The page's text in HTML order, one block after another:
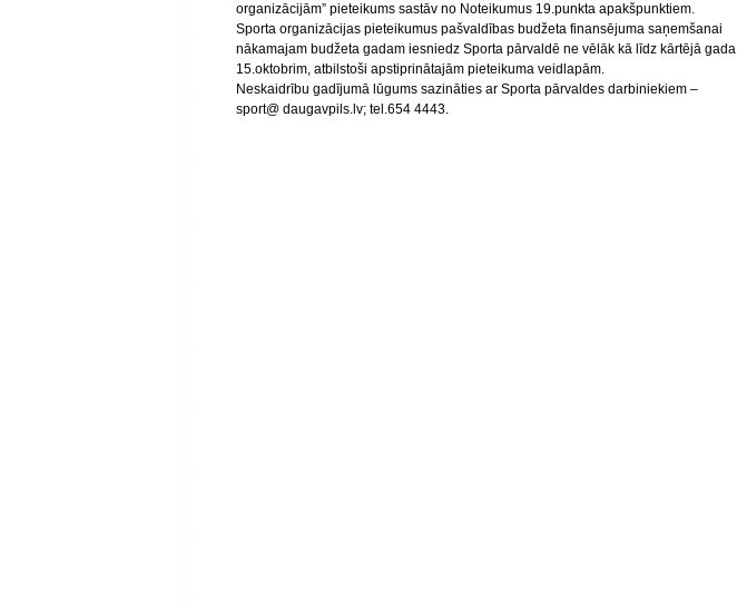
organizācijām” pieteikums sastāv no Noteikumus 19.punkta apakšpunktiem.
Sporta organizācijas pieteikumus pašvaldības budžeta finansējuma saņemšanai
nākamajam budžeta gadam iesniedz Sporta pārvaldē ne vēlāk kā līdz kārtējā gada
15.oktobrim, atbilstoši apstiprinātajām pieteikuma veidlapām.
Neskaidrību gadījumā lūgums sazināties ar Sporta pārvaldes darbiniekiem –
sport@ daugavpils.lv; tel.654 4443.